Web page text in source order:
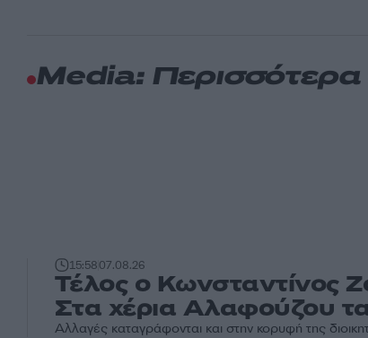
Media:
15:5807.08.26
Τέλος ο Κωνσταντίνος
Στα χέρια Αλαφούζου
Αλλαγές καταγράφονται και στην κορυφή της